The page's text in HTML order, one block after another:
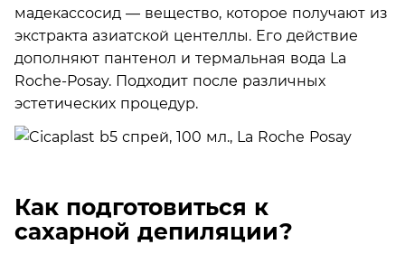
мадекассосид — вещество, которое получают из
экстракта азиатской центеллы. Его действие
дополняют пантенол и термальная вода La
Roche-Posay. Подходит после различных
эстетических процедур.
Как подготовиться к
сахарной депиляции?